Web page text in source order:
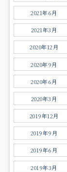
2021年6月
2021年3月
2020年12月
2020年9月
2020年6月
2020年3月
2019年12月
2019年9月
2019年6月
2019年3月